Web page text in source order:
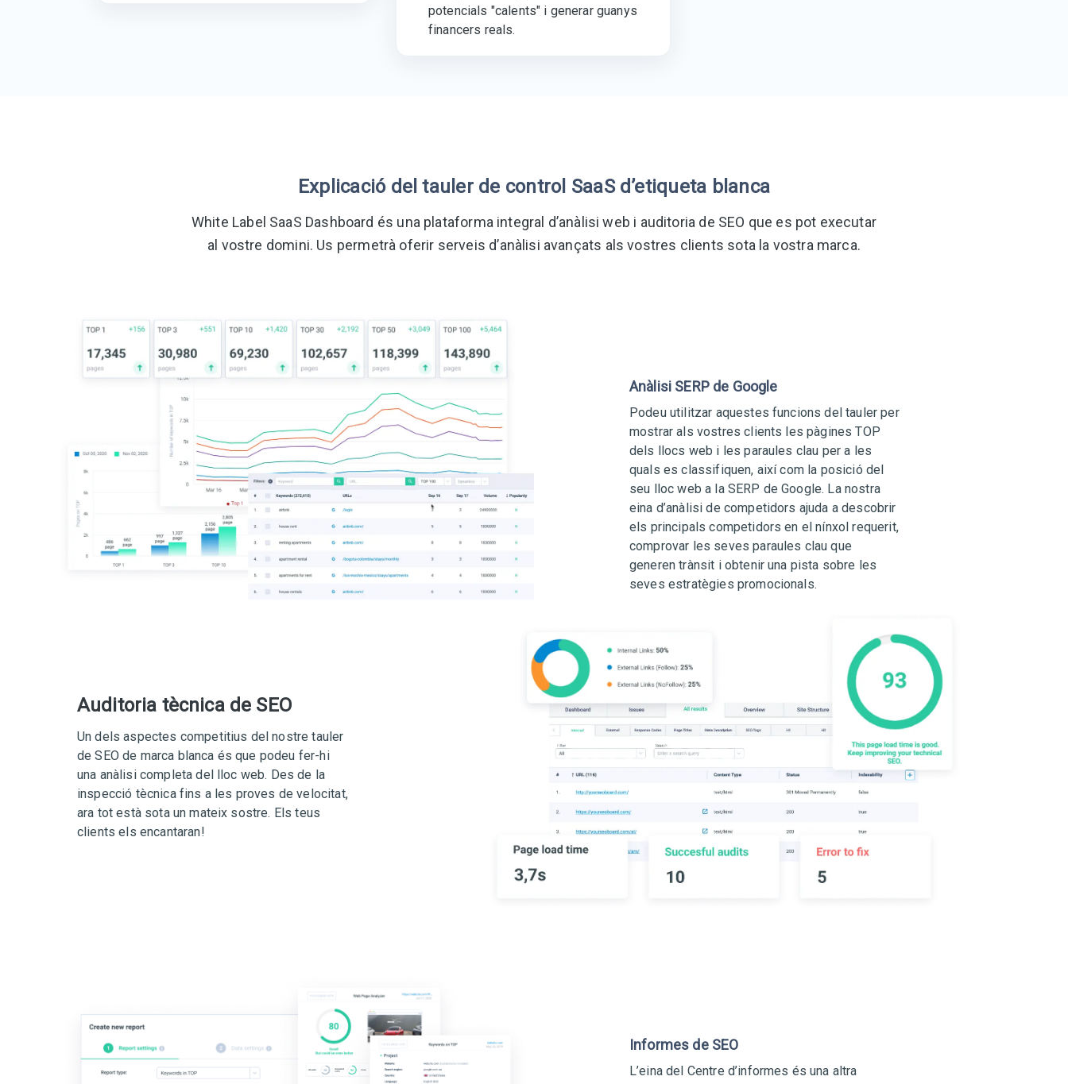
potencials "calents" i generar guanys
financers reals.
Explicació del tauler de control SaaS d’etiqueta blanca
White Label SaaS Dashboard és una plataforma integral d’anàlisi web i auditoria de SEO que es pot executar
al vostre domini. Us permetrà oferir serveis d’anàlisi avançats als vostres clients sota la vostra marca.
Anàlisi SERP de Google
Podeu utilitzar aquestes funcions del tauler per
mostrar als vostres clients les pàgines TOP
dels llocs web i les paraules clau per a les
quals es classifiquen, així com la posició del
seu lloc web a la SERP de Google. La nostra
eina d’anàlisi de competidors ajuda a descobrir
els principals competidors en el nínxol requerit,
comprovar les seves paraules clau que
generen trànsit i obtenir una pista sobre les
seves estratègies promocionals.
Auditoria tècnica de SEO
Un dels aspectes competitius del nostre tauler
de SEO de marca blanca és que podeu fer-hi
una anàlisi completa del lloc web. Des de la
inspecció tècnica fins a les proves de velocitat,
ara tot està sota un mateix sostre. Els teus
clients els encantaran!
Informes de SEO
L’eina del Centre d’informes és una altra